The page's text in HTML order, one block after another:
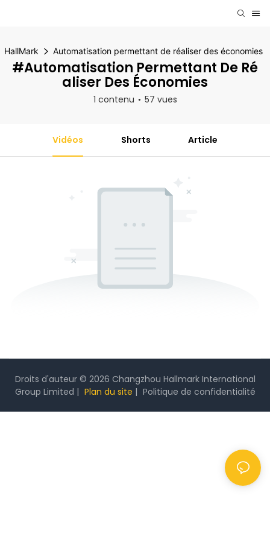
HallMark Automatisation permettant de réaliser des économies
#Automatisation Permettant De Ré
Aliser Des Économies
1 contenu 57 vues
Vidéos Shorts Article
Droits d'auteur © 2026 Changzhou Hallmark International
Group Limited | Plan du site | Politique de confidentialité